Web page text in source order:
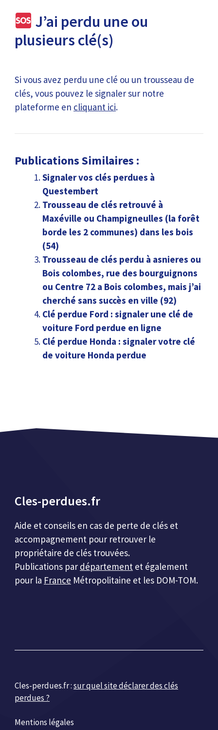
J’ai perdu une ou
plusieurs clé(s)
Si vous avez perdu une clé ou un trousseau de
clés, vous pouvez le signaler sur notre
plateforme en cliquant ici.
Publications Similaires :
Signaler vos clés perdues à
Questembert
Trousseau de clés retrouvé à
Maxéville ou Champigneulles (la forêt
borde les 2 communes) dans les bois
(54)
Trousseau de clés perdu à asnieres ou
Bois colombes, rue des bourguignons
ou Centre 72 a Bois colombes, mais j’ai
cherché sans succès en ville (92)
Clé perdue Ford : signaler une clé de
voiture Ford perdue en ligne
Clé perdue Honda : signaler votre clé
de voiture Honda perdue
Cles-perdues.fr
Aide et conseils en cas de perte de clés et
accompagnement pour retrouver le
propriétaire de clés trouvées.
Publications par département et également
pour la France Métropolitaine et les DOM-TOM.
Cles-perdues.fr :sur quel site déclarer des clés
perdues ?
Mentions légales